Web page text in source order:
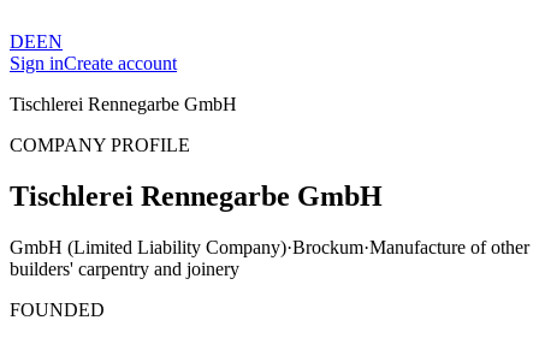
DEEN
Sign inCreate account
Tischlerei Rennegarbe GmbH
COMPANY PROFILE
Tischlerei Rennegarbe GmbH
GmbH (Limited Liability Company)·Brockum·Manufacture of other
builders' carpentry and joinery
FOUNDED